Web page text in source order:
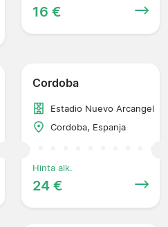
16 €
Cordoba
Estadio Nuevo Arcangel
Cordoba, Espanja
Hinta alk.
24 €